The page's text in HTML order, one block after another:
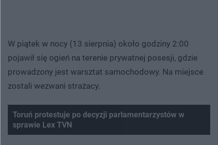
W piątek w nocy (13 sierpnia) około godziny 2:00
pojawił się ogień na terenie prywatnej posesji, gdzie
prowadzony jest warsztat samochodowy. Na miejsce
zostali wezwani strażacy.
Toruń protestuje po decyzji parlamentarzystów w
sprawie Lex TVN